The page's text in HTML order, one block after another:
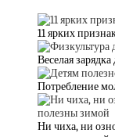
11 ярких
Веселая
Потребление
Ни чиха, ни